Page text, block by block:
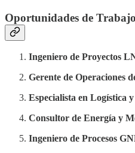
Oportunidades de
Ingeniero de Proyectos
Gerente de Operaciones
Especialista en Logística
Consultor de Energía y
Ingeniero de Procesos